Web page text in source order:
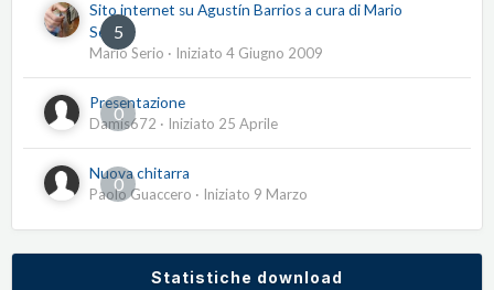
5
Sito internet su Agustín Barrios a cura di Mario
Serio
Mario Serio · Iniziato 4 Giugno 2009
0
Presentazione
Damis672 · Iniziato 25 Aprile
0
Nuova chitarra
Paolo Guaccero · Iniziato 9 Marzo
Statistiche download